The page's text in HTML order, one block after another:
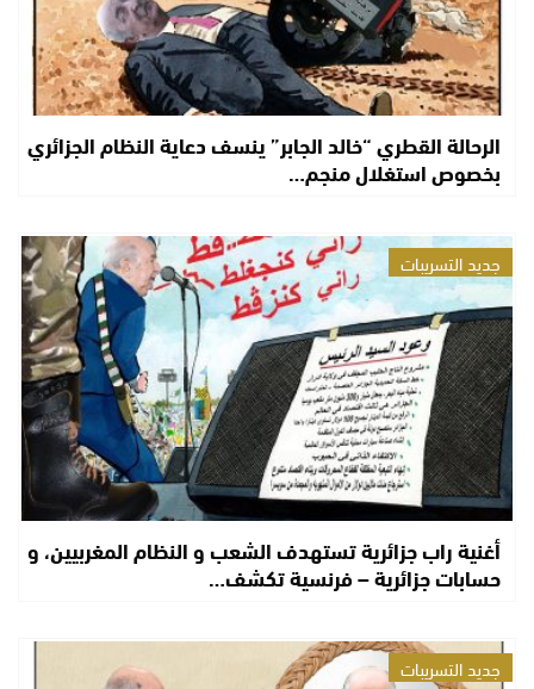
الرحالة القطري “خالد الجابر” ينسف دعاية النظام الجزائري
بخصوص استغلال منجم…
جديد التسريبات
أغنية راب جزائرية تستهدف الشعب و النظام المغربيين، و
حسابات جزائرية – فرنسية تكشف…
جديد التسريبات